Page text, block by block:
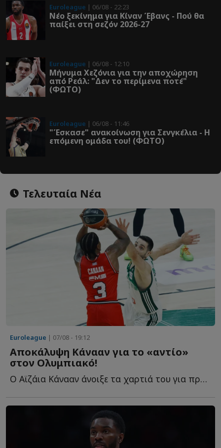
Euroleague | 06/08 - 22:23
Νέο ξεκίνημα για Κίναν Έβανς - Πού θα
παίξει στη σεζόν 2026-27
Euroleague | 06/08 - 12:10
Μήνυμα Χεζόνια για την αποχώρηση
από Ρεάλ: "Δεν το περίμενα ποτέ"
(ΦΩΤΟ)
Euroleague | 06/08 - 11:46
"Έσκασε" ανακοίνωση για Σενγκέλια - Η
επόμενη ομάδα του! (ΦΩΤΟ)
Τελευταία Νέα
Euroleague | 07/08 - 19:12
Αποκάλυψη Κάνααν για το «αντίο»
στον Ολυμπιακό!
Ο Αϊζάια Κάνααν άνοιξε τα χαρτιά του για πρώτη φορά σ...